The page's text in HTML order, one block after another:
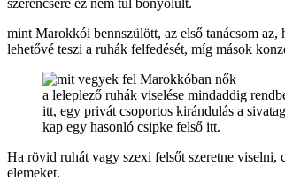
mint Marokkói bennszülött, az első tanácsom
lehetővé teszi a ruhák felfedését, míg mások
a leleplező ruhák viselése mindaddig
itt, egy privát csoportos kirándulás a
kap egy hasonló csipke felső itt.
Ha rövid ruhát vagy szexi felsőt szeretne
elemeket.